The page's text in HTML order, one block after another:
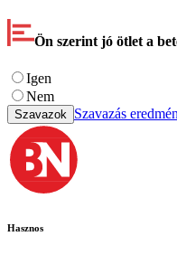
Ön szerint jó ötlet a
Igen
Nem
Szavazok Szavazás
Hasznos